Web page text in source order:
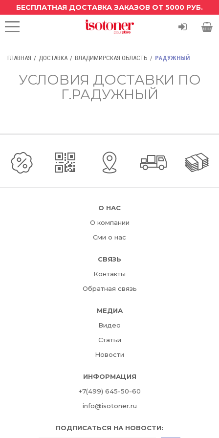
БЕСПЛАТНАЯ ДОСТАВКА ЗАКАЗОВ ОТ 5000 РУБ.
ГЛАВНАЯ ДОСТАВКА ВЛАДИМИРСКАЯ ОБЛАСТЬ РАДУЖНЫЙ
УСЛОВИЯ ДОСТАВКИ ПО
Г.РАДУЖНЫЙ
О НАС
О компании
Сми о нас
СВЯЗЬ
Контакты
Обратная связь
МЕДИА
Видео
Статьи
Новости
ИНФОРМАЦИЯ
+7(499) 645-50-60
info@isotoner.ru
ПОДПИСАТЬСЯ НА НОВОСТИ: